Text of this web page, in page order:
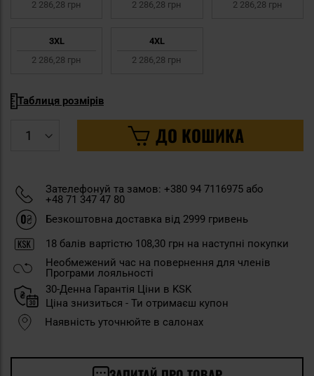
2 286,28 грн
2 286,28 грн
2 286,28 грн
3XL
2 286,28 грн
4XL
2 286,28 грн
Таблиця розмірів
ДО КОШИКА
Зателефонуй та замов: +380 94 7116975 або
+48 71 347 47 80
Безкоштовна доставка від 2999 гривень
18 балів вартістю 108,30 грн на наступні покупки
Необмежений час на повернення для членів
Програми лояльності
30-Денна Гарантія Ціни в KSK
Ціна знизиться - Ти отримаєш купон
Наявність уточнюйте в салонах